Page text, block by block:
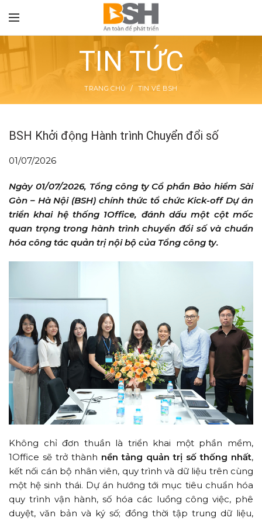
TIN TỨC
TRANG CHỦ TIN VỀ BSH
BSH Khởi động Hành trình Chuyển đổi số
01/07/2026
Ngày 01/07/2026, Tổng công ty Cổ phần Bảo hiểm Sài
Gòn – Hà Nội (BSH) chính thức tổ chức Kick-off Dự án
triển khai hệ thống 1Office, đánh dấu một cột mốc
quan trọng trong hành trình chuyển đổi số và chuẩn
hóa công tác quản trị nội bộ của Tổng công ty.
Không chỉ đơn thuần là triển khai một phần mềm,
1Office sẽ trở thành nền tảng quản trị số thống nhất,
kết nối cán bộ nhân viên, quy trình và dữ liệu trên cùng
một hệ sinh thái. Dự án hướng tới mục tiêu chuẩn hóa
quy trình vận hành, số hóa các luồng công việc, phê
duyệt, văn bản và ký số; đồng thời tập trung dữ liệu,